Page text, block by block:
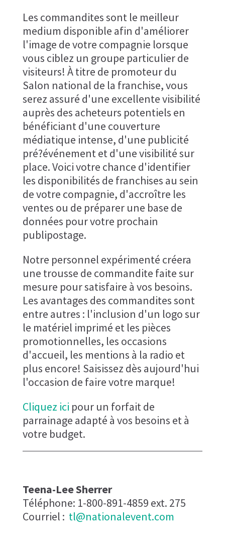
Les commandites sont le meilleur
medium disponible afin d'améliorer
l'image de votre compagnie lorsque
vous ciblez un groupe particulier de
visiteurs! À titre de promoteur du
Salon national de la franchise, vous
serez assuré d'une excellente visibilité
auprès des acheteurs potentiels en
bénéficiant d'une couverture
médiatique intense, d'une publicité
pré?événement et d'une visibilité sur
place. Voici votre chance d'identifier
les disponibilités de franchises au sein
de votre compagnie, d'accroître les
ventes ou de préparer une base de
données pour votre prochain
publipostage.
Notre personnel expérimenté créera
une trousse de commandite faite sur
mesure pour satisfaire à vos besoins.
Les avantages des commandites sont
entre autres : l'inclusion d'un logo sur
le matériel imprimé et les pièces
promotionnelles, les occasions
d'accueil, les mentions à la radio et
plus encore! Saisissez dès aujourd'hui
l'occasion de faire votre marque!
Cliquez ici pour un forfait de
parrainage adapté à vos besoins et à
votre budget.
Teena-Lee Sherrer​
Téléphone: 1-800-891-4859 ext. 275
Courriel : tl@nationalevent.com